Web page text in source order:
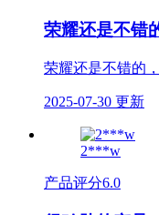
荣耀还是不错
荣耀还是不错的
2025-07-30 更新
2***w
产品评分6.0